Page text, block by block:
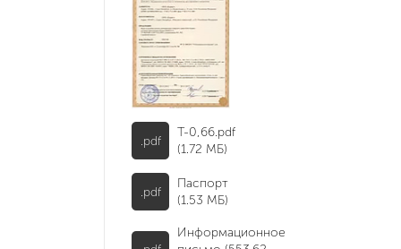
.pdf
Т-0,66.pdf
(1.72 МБ)
.pdf
Паспорт
(1.53 МБ)
Информационное